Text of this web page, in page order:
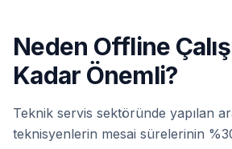
Neden Offline
Kadar Önemli?
Teknik servis sektöründe yapılan
teknisyenlerin mesai sürelerinin